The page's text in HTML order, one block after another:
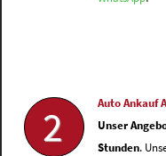
2
Auto Ankauf
Unser
Stunden.